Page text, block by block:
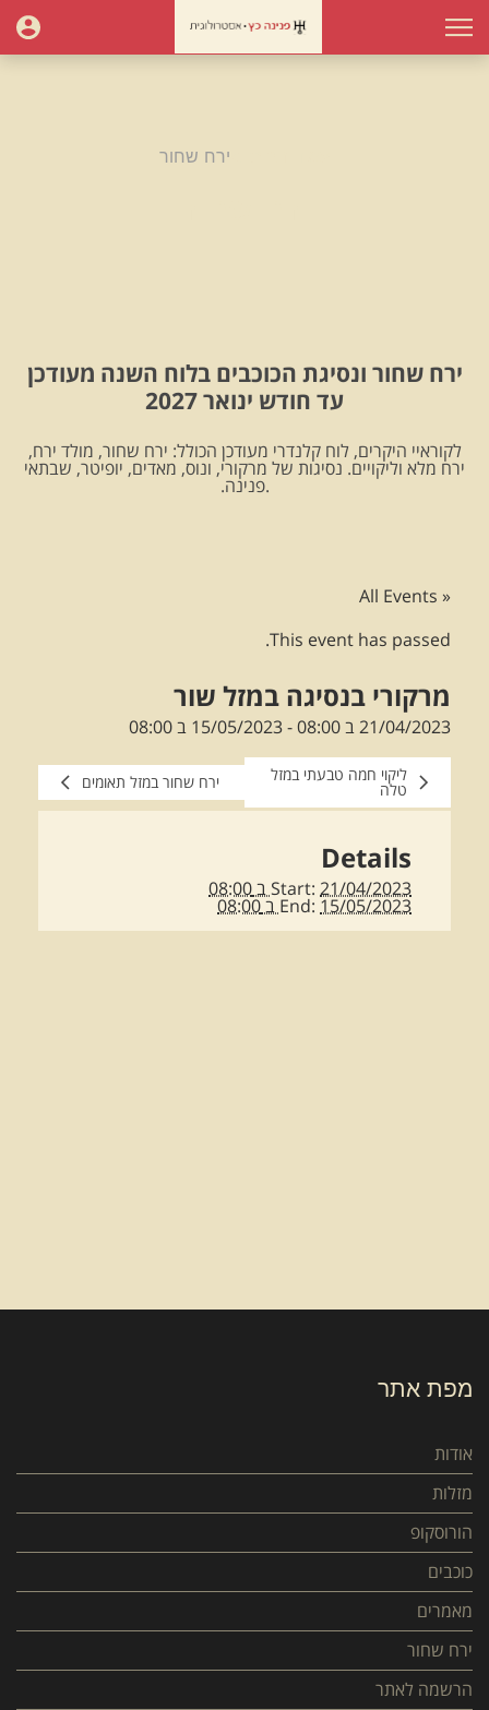
ירח שחור
ירח שחור ונסיגת הכוכבים בלוח השנה מעודכן
עד חודש ינואר 2027
לקוראיי היקרים, לוח קלנדרי מעודכן הכולל: ירח שחור, מולד ירח,
ירח מלא וליקויים. נסיגות של מרקורי, ונוס, מאדים, יופיטר, שבתאי
.פנינה.
« All Events
This event has passed.
מרקורי בנסיגה במזל שור
21/04/2023 ב 08:00 -15/05/2023 ב 08:00
ליקוי חמה טבעתי במזל
טלה ירח שחור במזל תאומים
Details
Start: 21/04/2023 ב 08:00
End: 15/05/2023 ב 08:00
מפת אתר
אודות
מזלות
הורוסקופ
כוכבים
מאמרים
ירח שחור
הרשמה לאתר